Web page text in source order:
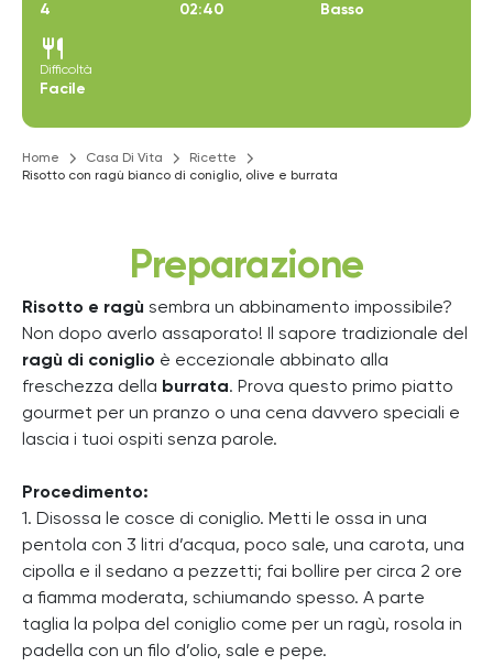
4 02:40 Basso
restaurant
Difficoltà
Facile
Home Casa Di Vita
Ricette
Risotto con ragù bianco di coniglio, olive e burrata
Preparazione
Risotto e ragù sembra un abbinamento impossibile?
Non dopo averlo assaporato! Il sapore tradizionale del
ragù di coniglio è eccezionale abbinato alla
freschezza della burrata. Prova questo primo piatto
gourmet per un pranzo o una cena davvero speciali e
lascia i tuoi ospiti senza parole.
Procedimento:
1. Disossa le cosce di coniglio. Metti le ossa in una
pentola con 3 litri d’acqua, poco sale, una carota, una
cipolla e il sedano a pezzetti; fai bollire per circa 2 ore
a fiamma moderata, schiumando spesso. A parte
taglia la polpa del coniglio come per un ragù, rosola in
padella con un filo d’olio, sale e pepe.